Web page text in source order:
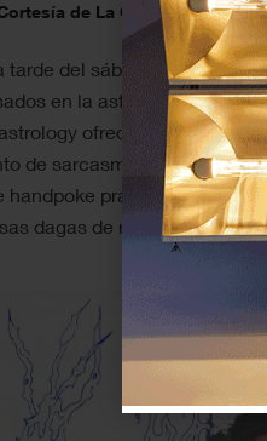
de La Casa Encendida
tarde del sábado 10 de
en la astrología, los
ofrecerá una clase
de sarcasmo. juandiego
handpoke practicado sobre
dagas de resina.